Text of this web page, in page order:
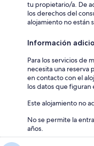
tu propietario/a. De
los derechos del
alojamiento no están
Información
Para los servicios de
necesita una reserva
en contacto con el
los datos que figuran
Este alojamiento no
No se permite la
años.